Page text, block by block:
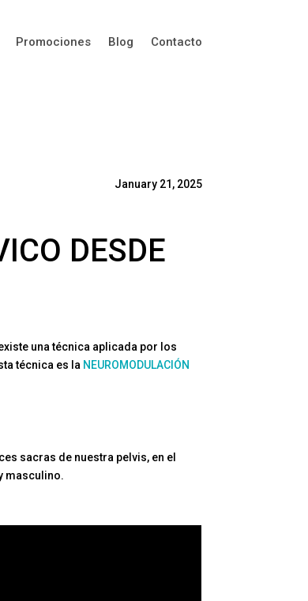
Promociones Blog Contacto
January 21, 2025
DESDE
una técnica aplicada por los
técnica es la NEUROMODULACIÓN
sacras de nuestra pelvis, en el
masculino.